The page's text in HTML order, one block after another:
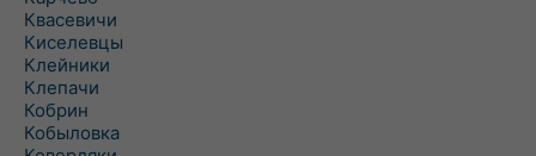
Квасевичи
Киселевцы
Клейники
Клепачи
Кобрин
Кобыловка